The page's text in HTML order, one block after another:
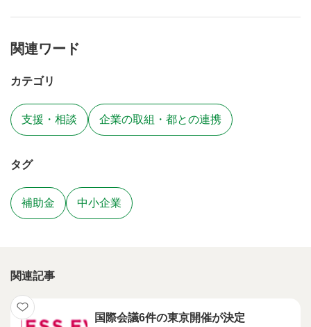
関連ワード
カテゴリ
支援・相談 企業の取組・都との連携
タグ
補助金 中小企業
関連記事
国際会議6件の東京開催が決定